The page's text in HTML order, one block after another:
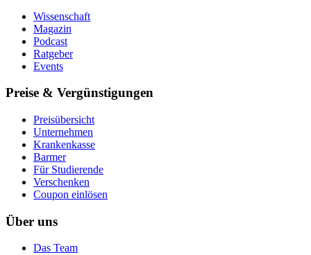
Wissenschaft
Magazin
Podcast
Ratgeber
Events
Preise & Vergünstigungen
Preisübersicht
Unternehmen
Krankenkasse
Barmer
Für Studierende
Ver­schen­ken
Coupon einlösen
Über uns
Das Team